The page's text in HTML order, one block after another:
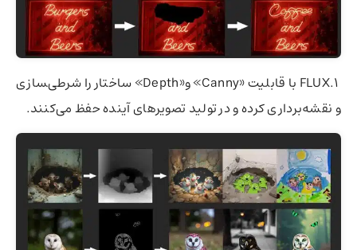
FLUX.1 با قابلیت «Canny» و«Depth» ساختار را شرطی‌‍سازی
و نقشه‌برداری کرده و در تولید تصویرهای آینده حفظ می‌کنند.